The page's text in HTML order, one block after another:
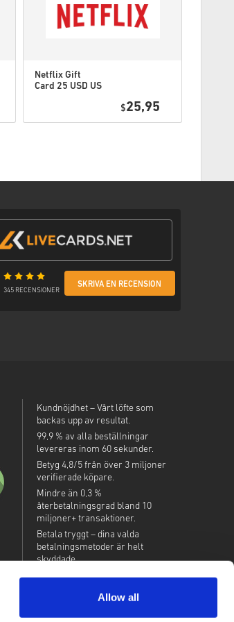
Allow all
Netflix Gift
Card 25 USD US
$25,95
345 RECENSIONER
SKRIVA EN RECENSION
Kundnöjdhet – Vårt löfte som
backas upp av resultat.
99,9 % av alla beställningar
levereras inom 60 sekunder.
Betyg 4,8/5 från över 3 miljoner
verifierade köpare.
Mindre än 0,3 %
återbetalningsgrad bland 10
miljoner+ transaktioner.
Betala tryggt – dina valda
betalningsmetoder är helt
skyddade.